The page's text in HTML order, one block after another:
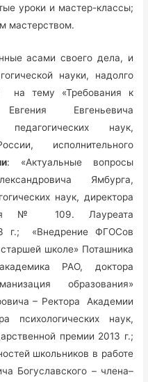
уроки и мастер-классы;
мастерством.
асами своего дела, и
науки, надолго
на тему «Требования к
Евгеньевича
наук,
исполнительного
: «Актуальные вопросы
Ямбурга,
наук, директора
№ 109. Лауреата
г.; «Внедрение ФГОСов
школе» Поташника
РАО, доктора
образования»
– Ректора Академии
психологических наук,
премии 2013 г.;
школьников в работе
Богуславского – члена–